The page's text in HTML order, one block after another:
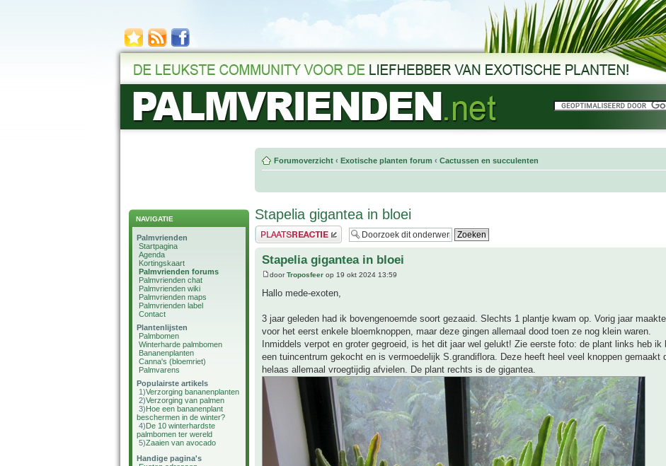
NAVIGATIE
Palmvrienden
Startpagina
Agenda
Kortingskaart
Palmvrienden forums
Palmvrienden chat
Palmvrienden wiki
Palmvrienden maps
Palmvrienden label
Contact
Plantenlijsten
Palmbomen
Winterharde palmbomen
Bananenplanten
Canna's (bloemriet)
Palmvarens
Populairste artikels
1)Verzorging bananenplanten
2)Verzorging van palmen
3)Hoe een bananenplant
beschermen in de winter?
4)De 10 winterhardste
palmbomen ter wereld
5)Zaaien van avocado
Handige pagina's
Forumoverzicht ‹ Exotische planten forum ‹ Cactussen en succulenten
Stapelia gigantea in bloei
Plaats een reactie
Stapelia gigantea in bloei
doorTroposfeer op 19 okt 2024 13:59
Hallo mede-exoten,
3 jaar geleden had ik bovengenoemde soort gezaaid. Slechts 1 plantje kwam op. Vorig jaar
voor het eerst enkele bloemknoppen, maar deze gingen allemaal dood toen ze nog klein waren.
Inmiddels verpot en groter gegroeid, is het dit jaar wel gelukt! Zie eerste foto: de plant links heb ik
een tuincentrum gekocht en is vermoedelijk S.grandiflora. Deze heeft heel veel knoppen gemaakt
helaas allemaal vroegtijdig afvielen. De plant rechts is de gigantea.